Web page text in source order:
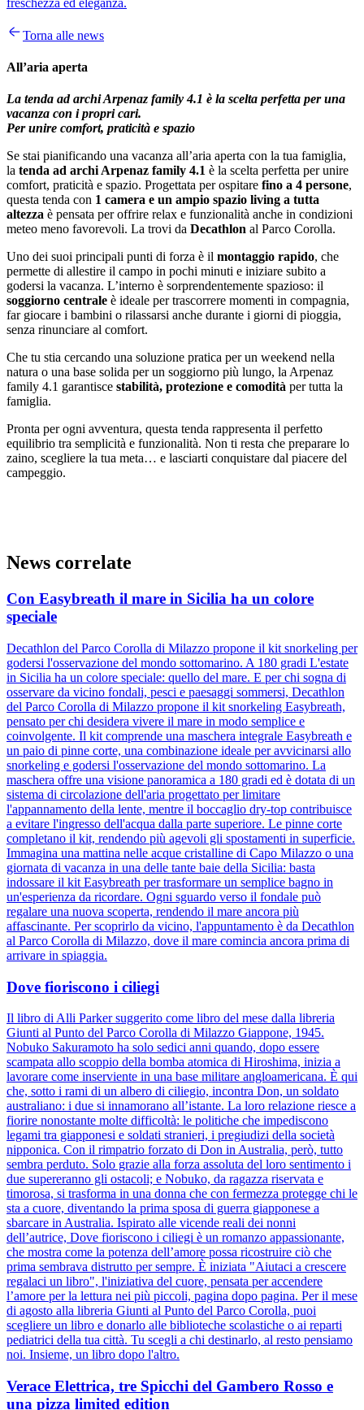
freschezza ed eleganza.
Torna alle news
All’aria aperta
La tenda ad archi Arpenaz family 4.1 è la scelta perfetta per una
vacanza con i propri cari.
Per unire comfort, praticità e spazio
Se stai pianificando una vacanza all’aria aperta con la tua famiglia,
la tenda ad archi Arpenaz family 4.1 è la scelta perfetta per unire
comfort, praticità e spazio. Progettata per ospitare fino a 4 persone,
questa tenda con 1 camera e un ampio spazio living a tutta
altezza è pensata per offrire relax e funzionalità anche in condizioni
meteo meno favorevoli. La trovi da Decathlon al Parco Corolla.
Uno dei suoi principali punti di forza è il montaggio rapido, che
permette di allestire il campo in pochi minuti e iniziare subito a
godersi la vacanza. L’interno è sorprendentemente spazioso: il
soggiorno centrale è ideale per trascorrere momenti in compagnia,
far giocare i bambini o rilassarsi anche durante i giorni di pioggia,
senza rinunciare al comfort.
Che tu stia cercando una soluzione pratica per un weekend nella
natura o una base solida per un soggiorno più lungo, la Arpenaz
family 4.1 garantisce stabilità, protezione e comodità per tutta la
famiglia.
Pronta per ogni avventura, questa tenda rappresenta il perfetto
equilibrio tra semplicità e funzionalità. Non ti resta che preparare lo
zaino, scegliere la tua meta… e lasciarti conquistare dal piacere del
campeggio.
News correlate
Con Easybreath il mare in Sicilia ha un colore
speciale
Decathlon del Parco Corolla di Milazzo propone il kit snorkeling per
godersi l'osservazione del mondo sottomarino. A 180 gradi L'estate
in Sicilia ha un colore speciale: quello del mare. E per chi sogna di
osservare da vicino fondali, pesci e paesaggi sommersi, Decathlon
del Parco Corolla di Milazzo propone il kit snorkeling Easybreath,
pensato per chi desidera vivere il mare in modo semplice e
coinvolgente. Il kit comprende una maschera integrale Easybreath e
un paio di pinne corte, una combinazione ideale per avvicinarsi allo
snorkeling e godersi l'osservazione del mondo sottomarino. La
maschera offre una visione panoramica a 180 gradi ed è dotata di un
sistema di circolazione dell'aria progettato per limitare
l'appannamento della lente, mentre il boccaglio dry-top contribuisce
a evitare l'ingresso dell'acqua dalla parte superiore. Le pinne corte
completano il kit, rendendo più agevoli gli spostamenti in superficie.
Immagina una mattina nelle acque cristalline di Capo Milazzo o una
giornata di vacanza in una delle tante baie della Sicilia: basta
indossare il kit Easybreath per trasformare un semplice bagno in
un'esperienza da ricordare. Ogni sguardo verso il fondale può
regalare una nuova scoperta, rendendo il mare ancora più
affascinante. Per scoprirlo da vicino, l'appuntamento è da Decathlon
al Parco Corolla di Milazzo, dove il mare comincia ancora prima di
arrivare in spiaggia.
Dove fioriscono i ciliegi
Il libro di Alli Parker suggerito come libro del mese dalla libreria
Giunti al Punto del Parco Corolla di Milazzo Giappone, 1945.
Nobuko Sakuramoto ha solo sedici anni quando, dopo essere
scampata allo scoppio della bomba atomica di Hiroshima, inizia a
lavorare come inserviente in una base militare angloamericana. È qui
che, sotto i rami di un albero di ciliegio, incontra Don, un soldato
australiano: i due si innamorano all’istante. La loro relazione riesce a
fiorire nonostante molte difficoltà: le politiche che impediscono
legami tra giapponesi e soldati stranieri, i pregiudizi della società
nipponica. Con il rimpatrio forzato di Don in Australia, però, tutto
sembra perduto. Solo grazie alla forza assoluta del loro sentimento i
due supereranno gli ostacoli; e Nobuko, da ragazza riservata e
timorosa, si trasforma in una donna che con fermezza protegge chi le
sta a cuore, diventando la prima sposa di guerra giapponese a
sbarcare in Australia. Ispirato alle vicende reali dei nonni
dell’autrice, Dove fioriscono i ciliegi è un romanzo appassionante,
che mostra come la potenza dell’amore possa ricostruire ciò che
prima sembrava distrutto per sempre. È iniziata "Aiutaci a crescere
regalaci un libro", l'iniziativa del cuore, pensata per accendere
l’amore per la lettura nei più piccoli, pagina dopo pagina. Per il mese
di agosto alla libreria Giunti al Punto del Parco Corolla, puoi
scegliere un libro e donarlo alle biblioteche scolastiche o ai reparti
pediatrici della tua città. Tu scegli a chi destinarlo, al resto pensiamo
noi. Insieme, un libro dopo l'altro.
Verace Elettrica, tre Spicchi del Gambero Rosso e
una pizza limited edition